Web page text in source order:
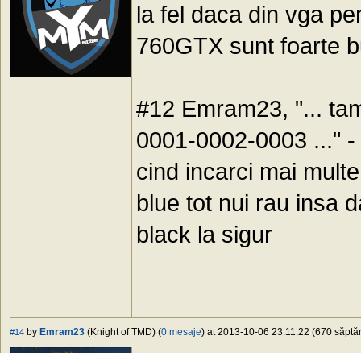
la fel daca din vga
760GTX sunt foarte
#12 Emram23, "...
0001-0002-0003 ..."
cind incarci mai
blue tot nui rau insa
black la sigur
#14 by Emram23 (Knight of TMD) (0 mesaje) at 2013-10-06 23:11:22 (670